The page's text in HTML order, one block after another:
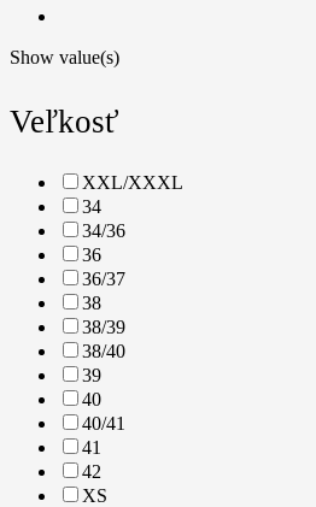
Show value(s)
Veľkosť
XXL/XXXL
34
34/36
36
36/37
38
38/39
38/40
39
40
40/41
41
42
XS